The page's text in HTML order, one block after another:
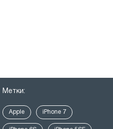
Метки:
Apple iPhone 7